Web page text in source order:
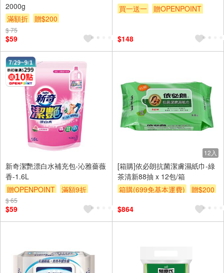
2000g
滿額折
贈$200
$ 75
$59
買一送一
贈OPENPOINT
$148
新奇潔艷漂白水補充包-沁雅薔薇
香-1.6L
贈OPENPOINT
滿額9折
贈$200
$ 65
$59
12入
[箱購]依必朗抗菌潔膚濕紙巾-綠
茶清新88抽 x 12包/箱
箱購(699免基本運費)
贈$200
$864